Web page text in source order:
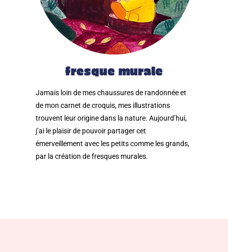
fresque murale
Jamais loin de mes chaussures de randonnée et
de mon carnet de croquis, mes illustrations
trouvent leur origine dans la nature. Aujourd’hui,
j’ai le plaisir de pouvoir partager cet
émerveillement avec les petits comme les grands,
par la création de fresques murales.